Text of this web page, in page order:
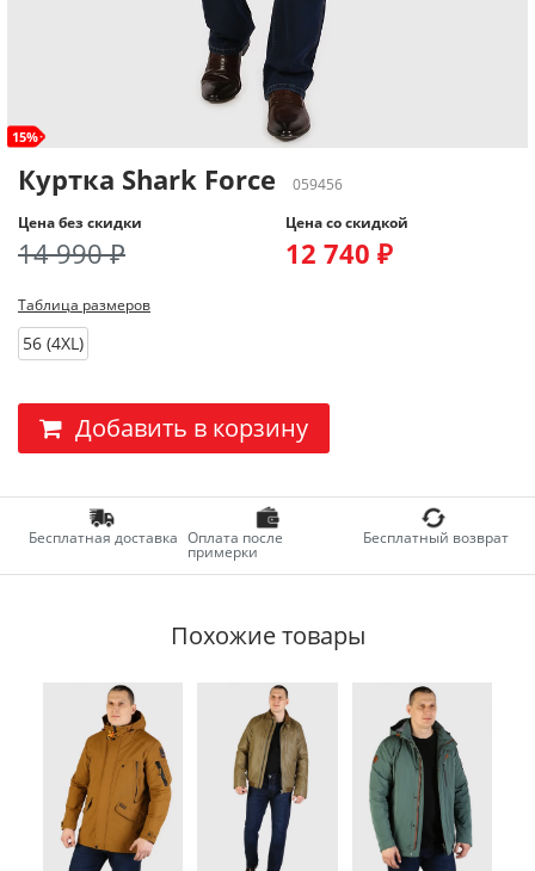
15%
Куртка Shark Force
059456
Цена без скидки
14 990 ₽
Цена со скидкой
12 740 ₽
Таблица размеров
56 (4XL)
Добавить в корзину
Бесплатная доставка Оплата после
примерки
Бесплатный возврат
Похожие товары